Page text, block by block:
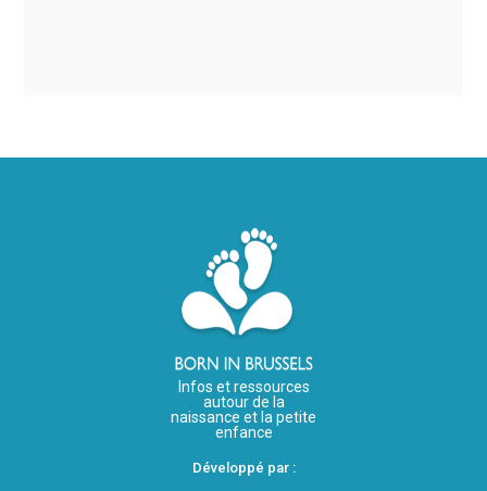
Infos et ressources
autour de la
naissance et la petite
enfance
Développé par :